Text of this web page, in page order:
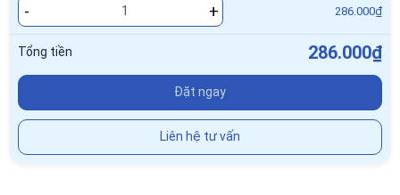
- + 286.000₫
Tổng tiền 286.000₫
Đặt ngay
Liên hệ tư vấn